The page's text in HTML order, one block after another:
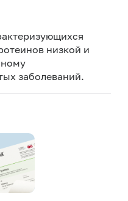
низкой и
заболеваний.